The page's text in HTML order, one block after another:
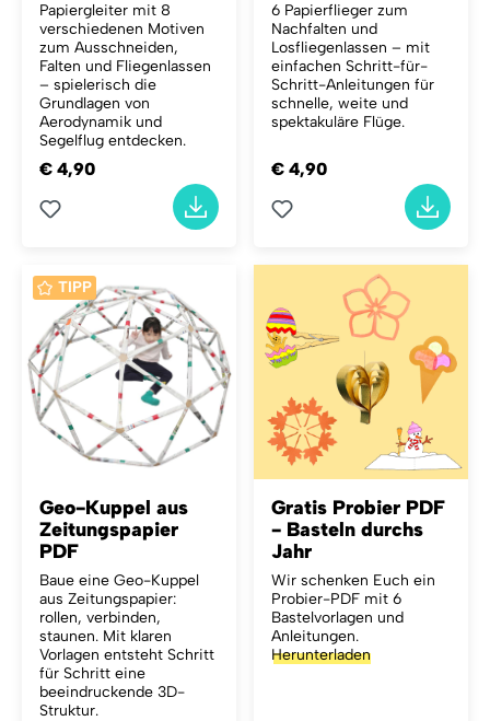
Papiergleiter mit 8
verschiedenen Motiven
zum Ausschneiden,
Falten und Fliegenlassen
– spielerisch die
Grundlagen von
Aerodynamik und
Segelflug entdecken.
€ 4,90
6 Papierflieger zum
Nachfalten und
Losfliegenlassen – mit
einfachen Schritt-für-
Schritt-Anleitungen für
schnelle, weite und
spektakuläre Flüge.
€ 4,90
TIPP
Geo-Kuppel aus
Zeitungspapier
PDF
Baue eine Geo-Kuppel
aus Zeitungspapier:
rollen, verbinden,
staunen. Mit klaren
Vorlagen entsteht Schritt
für Schritt eine
beeindruckende 3D-
Struktur.
Gratis Probier PDF
- Basteln durchs
Jahr
Wir schenken Euch ein
Probier-PDF mit 6
Bastelvorlagen und
Anleitungen.
Herunterladen